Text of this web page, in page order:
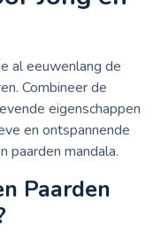
al eeuwenlang de
Combineer de
eigenschappen
en ontspannende
paarden mandala.
Paarden